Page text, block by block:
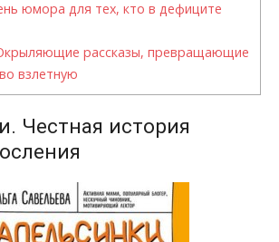
юмора для тех, кто в дефиците
рассказы, превращающие
взлетную
Честная история